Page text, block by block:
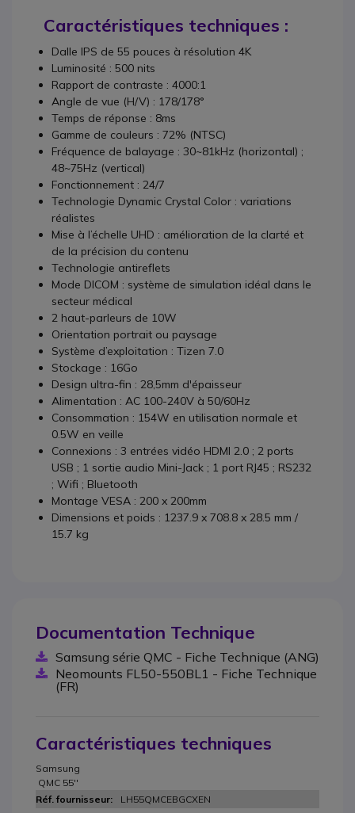
Caractéristiques techniques :
Dalle IPS de 55 pouces à résolution 4K
Luminosité : 500 nits
Rapport de contraste : 4000:1
Angle de vue (H/V) : 178/178°
Temps de réponse : 8ms
Gamme de couleurs : 72% (NTSC)
Fréquence de balayage : 30~81kHz (horizontal) ;
48~75Hz (vertical)
Fonctionnement : 24/7
Technologie Dynamic Crystal Color : variations
réalistes
Mise à l’échelle UHD : amélioration de la clarté et
de la précision du contenu
Technologie antireflets
Mode DICOM : système de simulation idéal dans le
secteur médical
2 haut-parleurs de 10W
Orientation portrait ou paysage
Système d’exploitation : Tizen 7.0
Stockage : 16Go
Design ultra-fin : 28,5mm d'épaisseur
Alimentation : AC 100-240V à 50/60Hz
Consommation : 154W en utilisation normale et
0.5W en veille
Connexions : 3 entrées vidéo HDMI 2.0 ; 2 ports
USB ; 1 sortie audio Mini-Jack ; 1 port RJ45 ; RS232
; Wifi ; Bluetooth
Montage VESA : 200 x 200mm
Dimensions et poids : 1237.9 x 708.8 x 28.5 mm /
15.7 kg
Documentation Technique
Samsung série QMC - Fiche Technique (ANG)
Neomounts FL50-550BL1 - Fiche Technique
(FR)
Caractéristiques techniques
Samsung
QMC 55''
LH55QMCEBGCXEN